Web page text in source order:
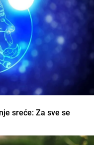
sreće: Za sve se